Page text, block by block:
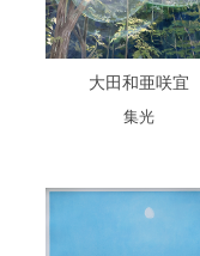
大田和亜咲宜
集光